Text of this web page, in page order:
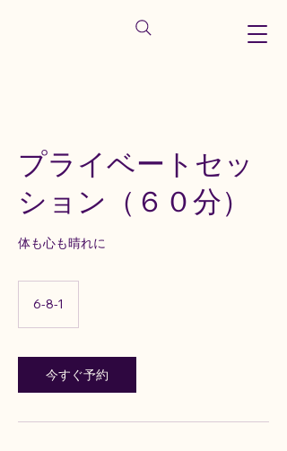
プライベートセッ
ション（６０分）
体も心も晴れに
6-8-1
今すぐ予約